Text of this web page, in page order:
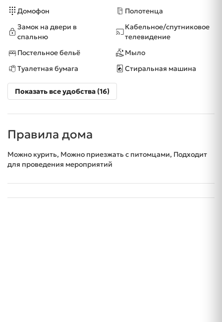
Домофон
Полотенца
Замок на двери в
спальню
Кабельное/спутниковое
телевидение
Постельное бельё
Мыло
Туалетная бумага
Стиральная машина
Показать все удобства (16)
Правила дома
Можно курить, Можно приезжать с питомцами, Подходит
для проведения мероприятий